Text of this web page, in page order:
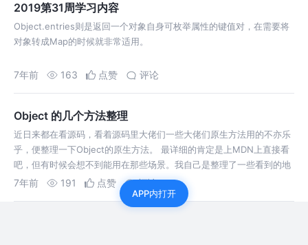
2019第31周学习内容
Object.entries则是返回一个对象自身可枚举属性的键值对，在需要将
对象转成Map的时候就非常适用。
7年前 163 点赞 评论
Object 的几个方法整理
近日来都在看源码，看着源码里大佬们一些大佬们原生方法用的不亦乐
乎，便整理一下Object的原生方法。 最详细的肯定是上MDN上直接看
吧，但有时候会想不到能用在那些场景。我自己是整理了一些看到的地
方。 在obj上添加或修改属性prop, 并可定义该属性的descriptor描述
7年前 191 点赞 评论
APP内打开